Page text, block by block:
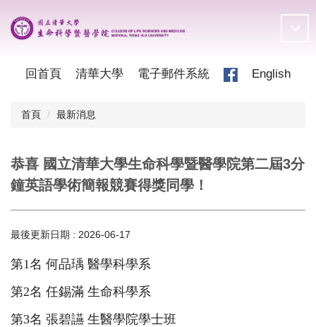
到
主
回首頁 清華大學 電子郵件系統 English
首頁 最新消息
恭喜 國立清華大學生命科學暨醫學院第二屆3分
鐘英語學術簡報競賽得獎同學！
最後更新日期 : 2026-06-17
第1名 何品瑀 醫學科學系
第2名 任錫滿 生命科學系
第3名 張碧讌 生醫學院學士班